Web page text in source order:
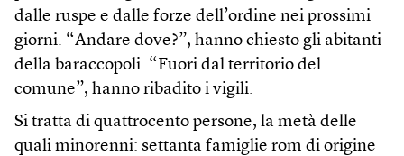
dalle ruspe e dalle forze dell’ordine nei prossimi
giorni. “Andare dove?”, hanno chiesto gli abitanti
della baraccopoli. “Fuori dal territorio del
comune”, hanno ribadito i vigili.
Si tratta di quattrocento persone, la metà delle
quali minorenni: settanta famiglie rom di origine